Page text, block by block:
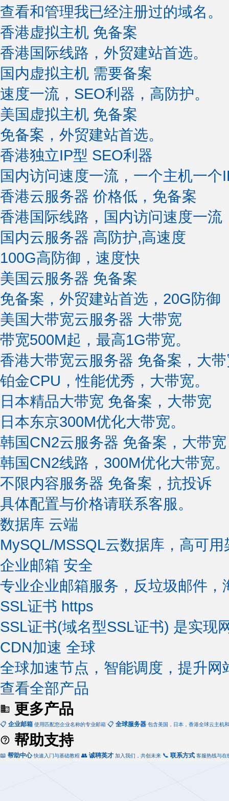
查看和管理我已经注册过的域名。
香港虚拟主机 免备案
香港国际线路，外贸建站首选。
国内虚拟主机 需要备案
速度一流，SEO利器，高防护。
美国虚拟主机 免备案
免备案，外贸建站首选。
香港独立IP型 SEO利器
国内访问速度一流，一个主机一个
香港云服务器 价格低，免备案
香港国际线路，国内访问速度一
国内云服务器 高防护,高速度
100G高防御，速度快
美国云服务器 免备案
免备案，外贸建站首选，20G防御
美国大带宽云服务器 大带宽
带宽500M起，最高1G带宽。
香港大带宽云服务器 免备案，大
铂金CPU，性能优秀，大带宽。
日本精品大带宽 免备案，大带宽
日本东京300M优化大带宽。
韩国CN2云服务器 免备案，大带宽
韩国CN2线路，300M优化大带宽。
不限内容服务器 免备案，抗投诉
具体配置与价格请联系客服。
数据库 云端
MySQL/MSSQL云数据库，高可
企业邮箱 安全
专业企业邮箱服务，反垃圾邮件，
SSL证书 https
SSL证书(域名型SSL证书) 是实现
CDN加速 全球
全球加速节点，智能调度，提升网
查看全部产品
更多产品
📋 企业邮箱 使用匹配您企业名称的专业邮箱 📋 全球服务器 包含美国，日本，香港全球云主机
帮助支持
📖 帮助中心 快速入门与基础教程 👥 诚聘英才 加入我们，共创未来 📞 联系方式 客服热线与在